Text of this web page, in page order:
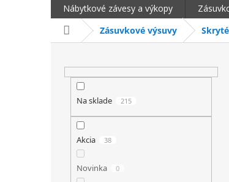
Nábytkové závesy a výkopy
DomovZásuvkové výsuvy
BOČNÝ PANEL
Na sklade 215
Akcia 38
Novinka 0